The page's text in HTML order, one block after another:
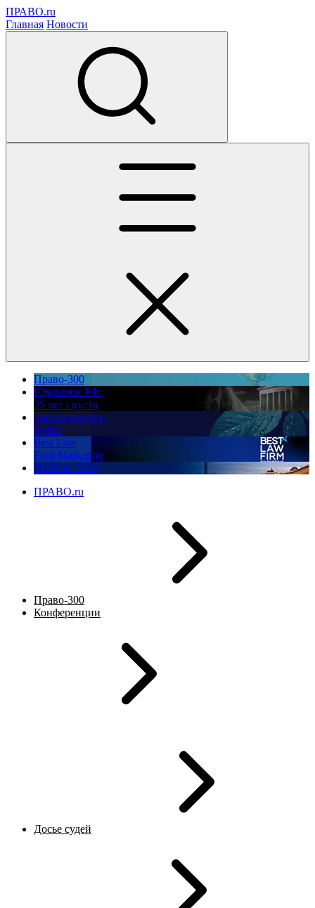
ПРАВО.ru
Главная Новости
Право-300
Юррынок РФ:
35 лет спустя
Экологическое
право
Best Law
Firm Marketing
ПМЮФ 2026
ПРАВО.ru
Право-300
Конференции
Досье судей